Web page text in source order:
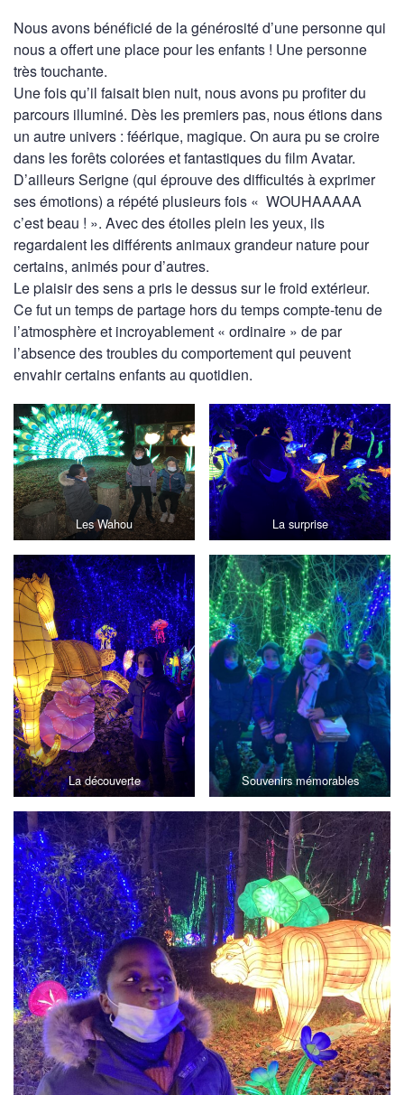
Nous avons bénéficié de la générosité d’une personne qui
nous a offert une place pour les enfants ! Une personne
très touchante.
Une fois qu’il faisait bien nuit, nous avons pu profiter du
parcours illuminé. Dès les premiers pas, nous étions dans
un autre univers : féérique, magique. On aura pu se croire
dans les forêts colorées et fantastiques du film Avatar.
D’ailleurs Serigne (qui éprouve des difficultés à exprimer
ses émotions) a répété plusieurs fois « WOUHAAAAA
c’est beau ! ». Avec des étoiles plein les yeux, ils
regardaient les différents animaux grandeur nature pour
certains, animés pour d’autres.
Le plaisir des sens a pris le dessus sur le froid extérieur.
Ce fut un temps de partage hors du temps compte-tenu de
l’atmosphère et incroyablement « ordinaire » de par
l’absence des troubles du comportement qui peuvent
envahir certains enfants au quotidien.
Les Wahou La surprise
La découverte Souvenirs mémorables